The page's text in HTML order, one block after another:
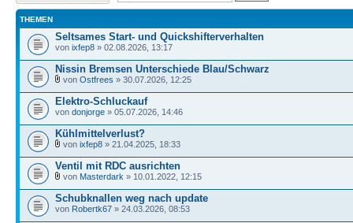
THEMEN
Seltsames Start- und Quickshifterverhalten
von ixfep8 » 02.08.2026, 13:17
Nissin Bremsen Unterschiede Blau/Schwarz
von Ostfrees » 30.07.2026, 12:25
Elektro-Schluckauf
von donjorge » 05.07.2026, 14:46
Kühlmittelverlust?
von ixfep8 » 21.04.2025, 18:33
Ventil mit RDC ausrichten
von Masterdark » 10.01.2022, 12:15
Schubknallen weg nach update
von Robertk67 » 24.03.2026, 08:53